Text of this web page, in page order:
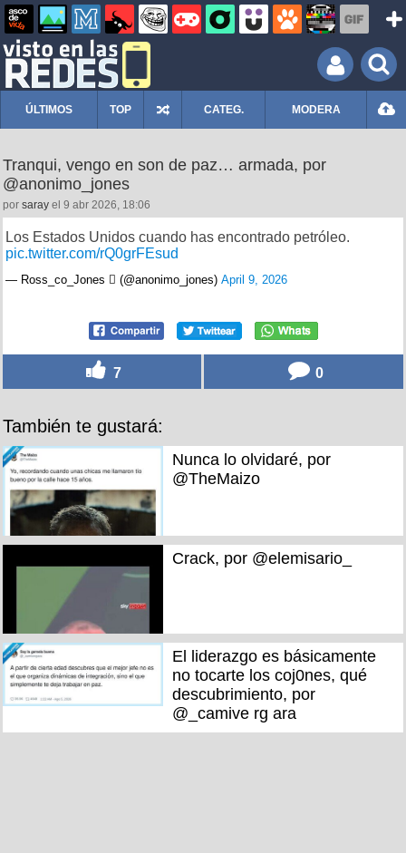
ÚLTIMOS TOP CATEG. MODERA
Tranqui, vengo en son de paz… armada, por
@anonimo_jones
por saray el 9 abr 2026, 18:06
Los Estados Unidos cuando has encontrado petróleo.
pic.twitter.com/rQ0grFEsud
— Ross_co_Jones  (@anonimo_jones) April 9, 2026
7 0
También te gustará:
Nunca lo olvidaré, por
@TheMaizo
Crack, por @elemisario_
El liderazgo es básicamente
no tocarte los coj0nes, qué
descubrimiento, por
@_camive rg ara